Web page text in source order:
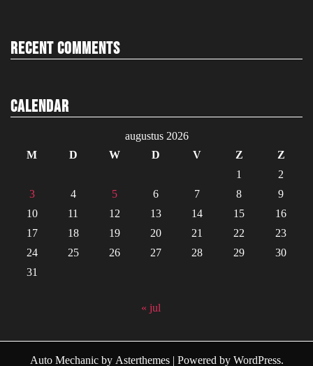
Recent Comments
Calendar
augustus 2026
M
D W D V Z
Z
1
2
3
4 5 6 7 8
9
10
11 12 13 14 15
16
17
18 19 20 21 22
23
24
25 26 27 28 29
30
31
« jul
Auto Mechanicby Asterthemes| Powered by WordPress.